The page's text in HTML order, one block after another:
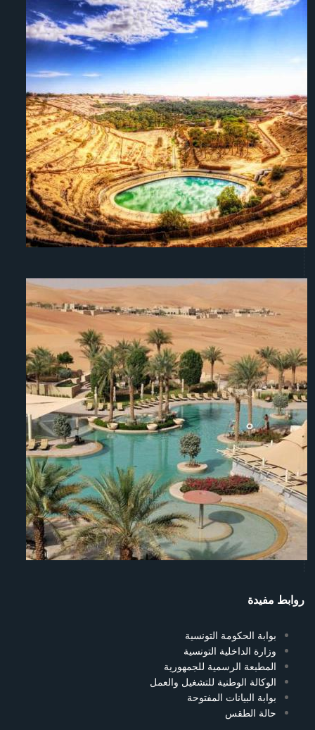
روابط مفيدة
بوابة الحكومة التونسية
وزارة الداخلية التونسية
المطبعة الرسمية للجمهورية
الوكالة الوطنية للتشغيل والعمل
بوابة البيانات المفتوحة
حالة الطقس